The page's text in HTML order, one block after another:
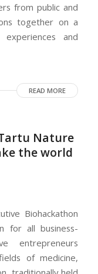
from public and
together on a
and
READ MORE
Nature
the world
Biohackathon
for all business-
entrepreneurs
of medicine,